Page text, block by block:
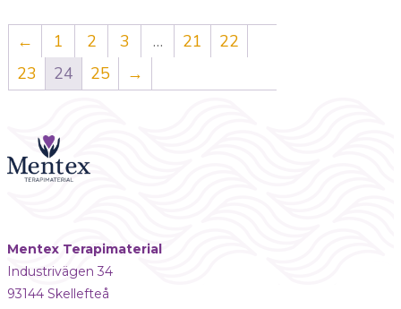
← 1 2 3 … 21
22
23
24 25 →
Mentex Terapimaterial
Industrivägen 34
93144 Skellefteå